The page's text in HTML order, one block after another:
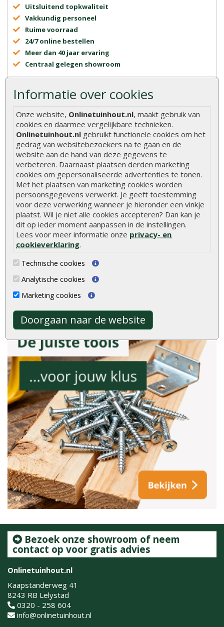
Informatie over cookies
Onze website, Onlinetuinhout.nl, maakt gebruik van
cookies en daarmee vergelijkbare technieken.
Onlinetuinhout.nl gebruikt functionele cookies om het
gedrag van websitebezoekers na te gaan en de
website aan de hand van deze gegevens te
verbeteren. Daarnaast plaatsen derden marketing
cookies om gepersonaliseerde advertenties te tonen.
Met het plaatsen van marketing cookies worden
persoonsgegevens verwerkt. Je geeft toestemming
voor deze verwerking wanneer je hieronder een vinkje
plaatst. Wil je niet alle cookies accepteren? Dan kan je
dit op ieder moment aanpassen in de instellingen.
Lees voor meer informatie onze privacy- en
cookieverklaring.
Technische cookies
Analytische cookies
Marketing cookies
Doorgaan naar de website
Uitsluitend topkwaliteit
Vakkundig personeel
Ruime voorraad
24/7 online bestellen
Meer dan 40 jaar ervaring
Centraal gelegen showroom
Onlinetuinhout.nl
8.9
2040
Meer ervaringen op
Bezoek onze showroom of neem
contact op voor gratis advies
Onlinetuinhout.nl
Kaapstanderweg 41
8243 RB Lelystad
0320 - 258 604
info@onlinetuinhout.nl